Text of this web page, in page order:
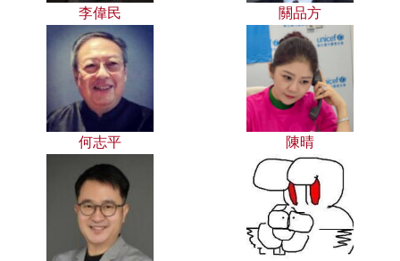
李偉民 關品方
何志平 陳晴